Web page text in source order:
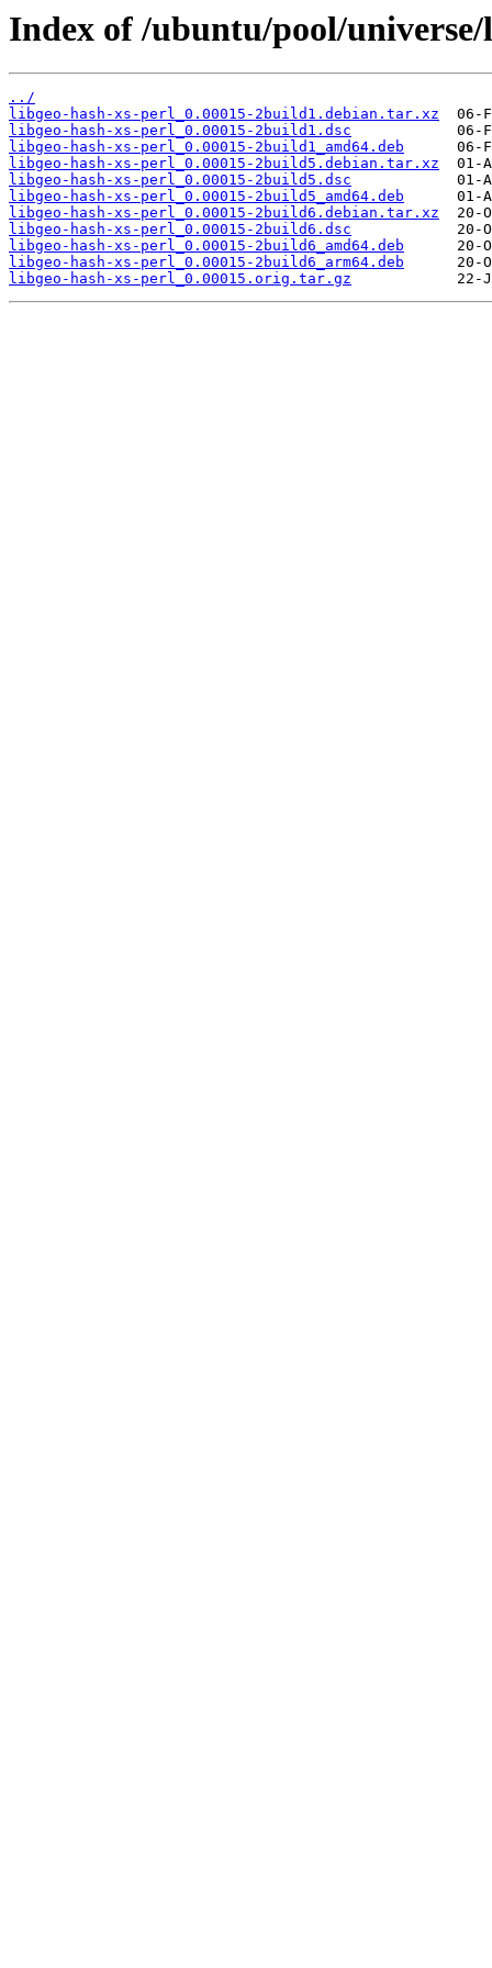
Index of /ubuntu/pool/
../
libgeo-hash-xs-perl_0.00015-2build1.debian.tar.xz
libgeo-hash-xs-perl_0.00015-2build1.dsc
libgeo-hash-xs-perl_0.00015-2build1_amd64.deb
libgeo-hash-xs-perl_0.00015-2build5.debian.tar.xz
libgeo-hash-xs-perl_0.00015-2build5.dsc
libgeo-hash-xs-perl_0.00015-2build5_amd64.deb
libgeo-hash-xs-perl_0.00015-2build6.debian.tar.xz
libgeo-hash-xs-perl_0.00015-2build6.dsc
libgeo-hash-xs-perl_0.00015-2build6_amd64.deb
libgeo-hash-xs-perl_0.00015-2build6_arm64.deb
libgeo-hash-xs-perl_0.00015.orig.tar.gz